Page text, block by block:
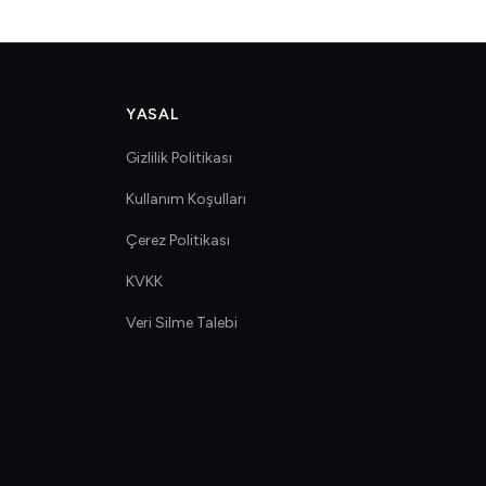
YASAL
Gizlilik Politikası
Kullanım Koşulları
Çerez Politikası
KVKK
Veri Silme Talebi